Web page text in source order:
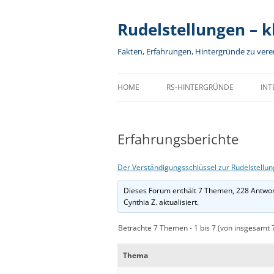
Rudelstellungen –
Fakten, Erfahrungen, Hintergründe zu
HOME
FRAGEN UND ANTWORTEN
RUDELSTELLUNGEN AKTUELL
SPIELREGELN
TEAM
RS-HINTERGRÜNDE
RS IN DER PRAXIS
RS – WIE ALLES BEGANN
RS UND WISSENSCHAFT
DAS VOLPINO-EXPERIMENT
Erfahrungsberichte
Der Verständigungsschlüssel zur
Dieses Forum enthält 7 Themen, 228
Cynthia Z.aktualisiert.
Betrachte 7 Themen - 1 bis 7 (von insgesamt
Thema